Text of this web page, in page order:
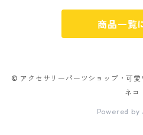
スノーフレーク
フレーム
つぶし玉
ステッカー シール
アクリルビーズ
アニマル
その他
商品一覧
© アクセサリーパーツショップ・可
ネコ
Powered by